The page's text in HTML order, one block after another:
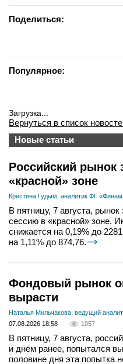
Поделиться:
Популярное:
Загрузка...
Вернуться в список
Новые статьи
Российский рынок
«красной» зоне
Кристина Гудым, аналитик ФГ
В пятницу, 7 августа,
сессию в «красной» зоне.
снижается на 0,19% до
на 1,11% до 874,76.
Фондовый рынок
вырасти
Наталья Мильчакова, ведущий
07.08.2026 18:58
1057
В пятницу, 7 августа,
и днём ранее, попытался
половине дня эта попытка